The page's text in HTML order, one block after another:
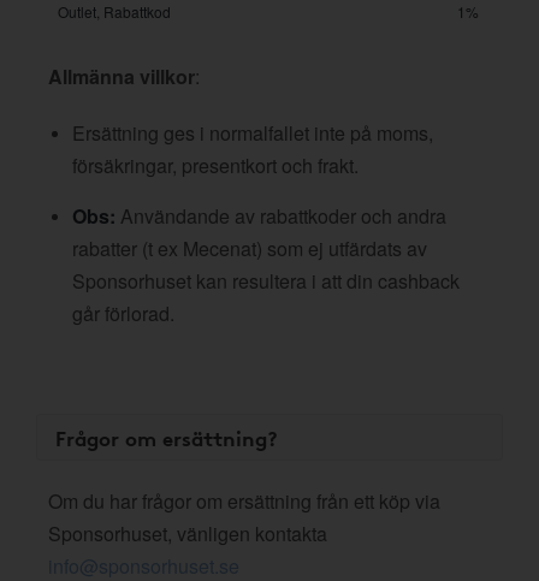
Outlet, Rabattkod
1%
Allmänna villkor:
Ersättning ges i normalfallet inte på moms,
försäkringar, presentkort och frakt.
Obs: Användande av rabattkoder och andra
rabatter (t ex Mecenat) som ej utfärdats av
Sponsorhuset kan resultera i att din cashback
går förlorad.
Frågor om ersättning?
Om du har frågor om ersättning från ett köp via
Sponsorhuset, vänligen kontakta
info@sponsorhuset.se